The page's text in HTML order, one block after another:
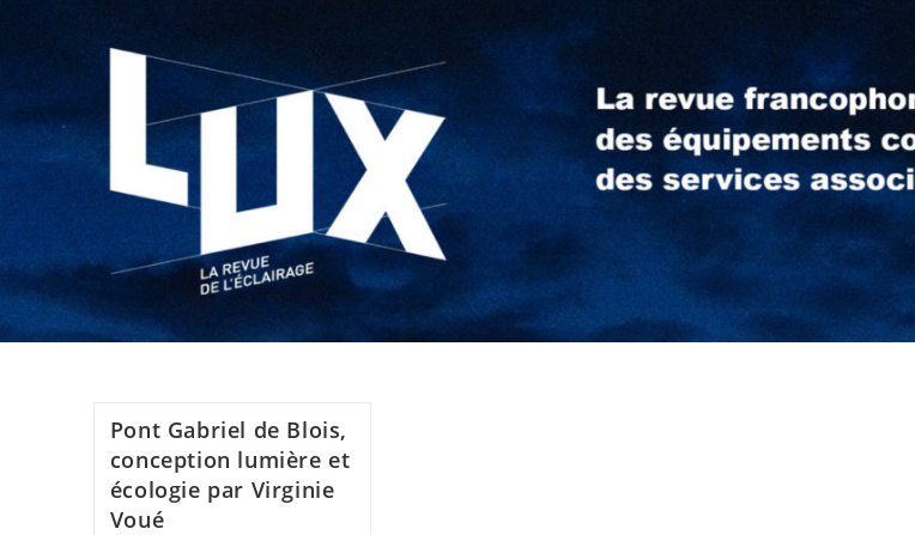
Pont Gabriel de Blois,
conception lumière et
écologie par Virginie
Voué